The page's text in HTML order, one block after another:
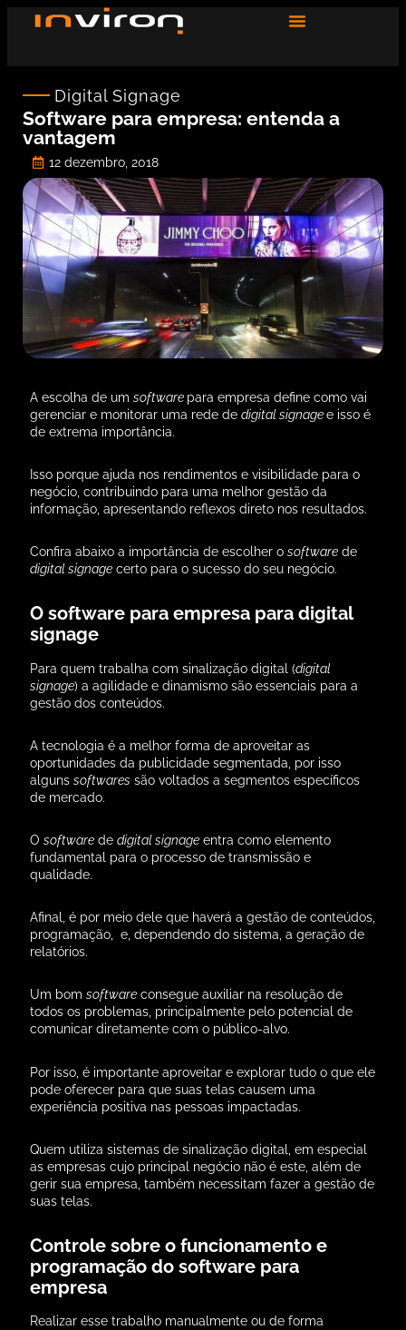
Digital Signage
Software para empresa: entenda a
vantagem
12 dezembro, 2018
A escolha de umsoftware para empresa define como vai
gerenciar e monitorar uma rede dedigital signagee isso é
de extrema importância.
Isso porque ajuda nos rendimentos e visibilidade para o
negócio, contribuindo para uma melhor gestão da
informação, apresentando reflexos direto nos resultados.
Confira abaixo a importância de escolher osoftware de
digital signage certo para o sucesso do seu negócio.
O software para empresa para digital
signage
Para quem trabalha com sinalização digital (digital
signage) a agilidade e dinamismo são essenciais para a
gestão dos conteúdos.
A tecnologia é a melhor forma de aproveitar as
oportunidades da publicidade segmentada, por isso
algunssoftwares sãovoltados a segmentos específicos
de mercado.
Osoftware dedigital signage entra como elemento
fundamental para o processo de transmissão e
qualidade.
Afinal, é por meio dele que haverá a gestão de conteúdos,
programação, e, dependendo do sistema, a geração de
relatórios.
Um bomsoftware consegue auxiliar na resolução de
todos os problemas, principalmente pelo potencial de
comunicar diretamente com o público-alvo.
Por isso, é importante aproveitar e explorartudo o que ele
pode oferecer para que suas telas causem uma
experiência positiva nas pessoas impactadas.
Quem utiliza sistemas de sinalização digital, em especial
as empresas cujo principal negócio não é este, além de
gerir sua empresa, também necessitam fazer a gestão de
suas telas.
Controle sobre o funcionamento e
programação do software para
empresa
Realizar esse trabalho manualmente ou de forma